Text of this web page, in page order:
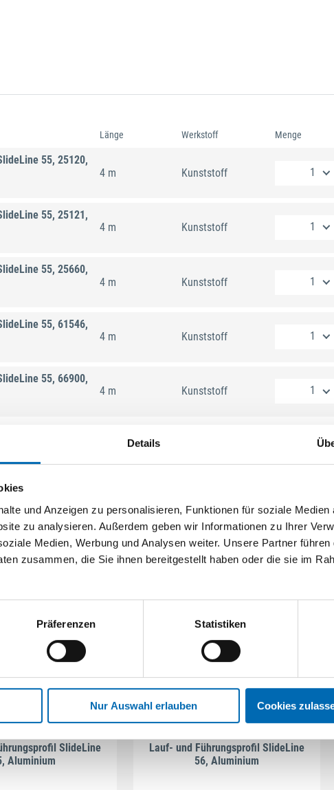
Details
und Anzeigen zu personalisieren, Funktionen für soziale Medien
zu analysieren. Außerdem geben wir Informationen zu Ihrer
Medien, Werbung und Analysen weiter. Unsere Partner
zusammen, die Sie ihnen bereitgestellt haben oder die sie im
Präferenzen Statistiken
Nur Auswahl erlauben Cookies
Länge Werkstoff Menge
55, 25120,
4 m Kunststoff
55, 25121,
4 m Kunststoff
55, 25660,
4 m Kunststoff
55, 61546,
4 m Kunststoff
55, 66900,
4 m Kunststoff
SlideLine
Aluminium
Lauf- und Führungsprofil SlideLine
56, Aluminium